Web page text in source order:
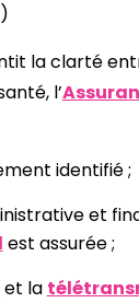
la clarté
l’
identifié ;
et
est assurée ;
et la